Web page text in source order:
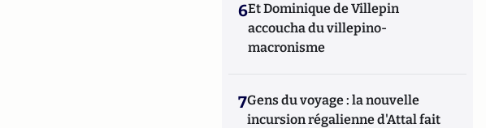
6Et Dominique de Villepin
accoucha du villepino-
macronisme
7Gens du voyage : la nouvelle
incursion régalienne d'Attal fait